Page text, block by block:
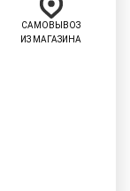
САМОВЫВОЗ
ИЗ МАГАЗИНА